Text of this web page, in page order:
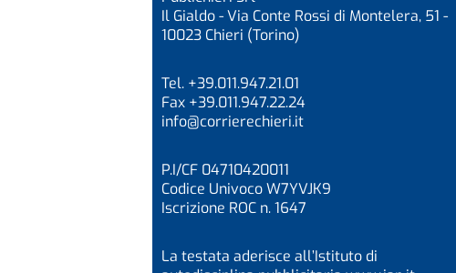
Il Gialdo - Via Conte Rossi di Montelera, 51 -
10023 Chieri (Torino)
Tel. +39.011.947.21.01
Fax +39.011.947.22.24
info@corrierechieri.it
P.I/CF 04710420011
Codice Univoco W7YVJK9
Iscrizione ROC n. 1647
La testata aderisce all’Istituto di